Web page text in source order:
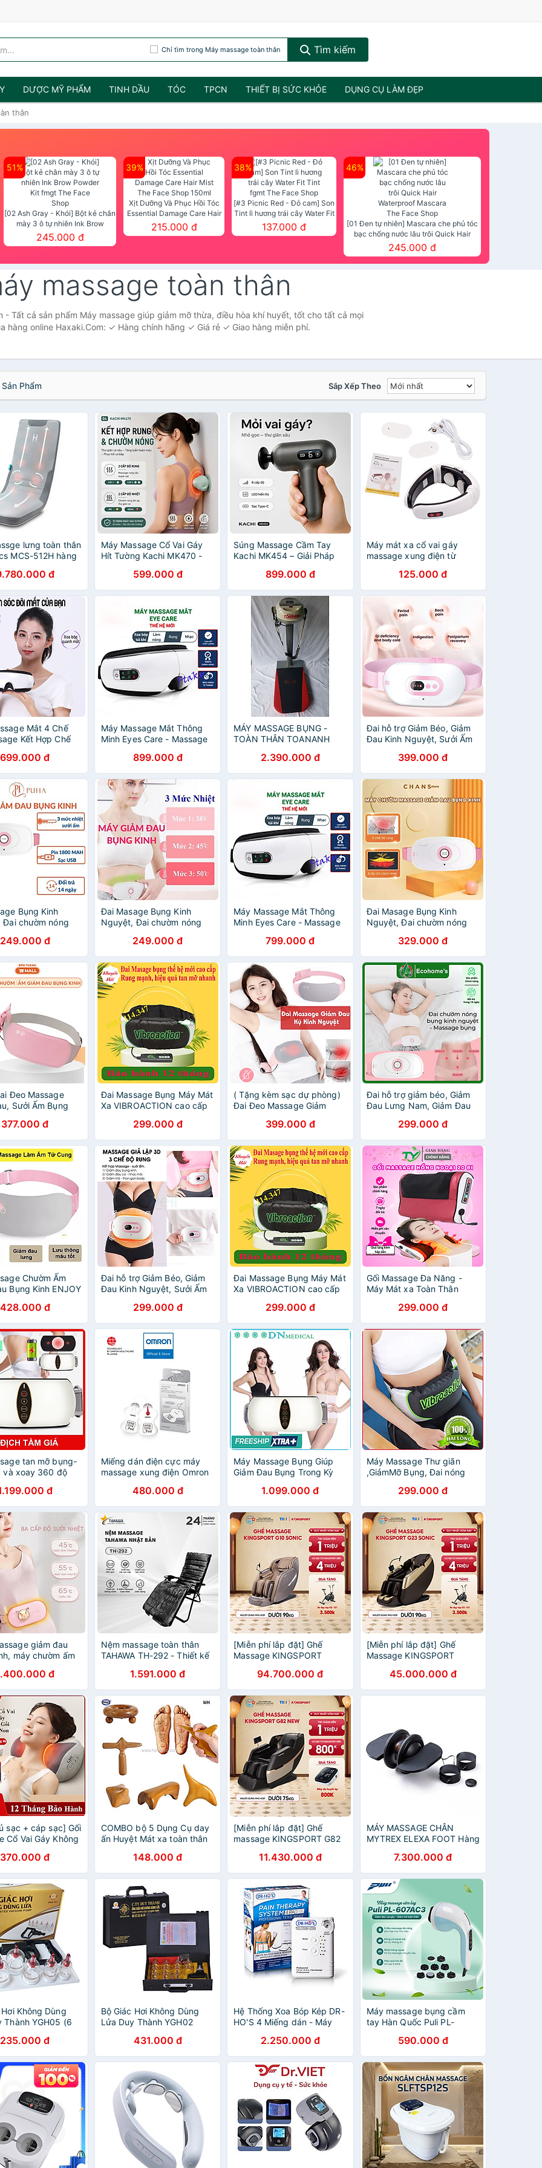
Chỉ tìm trong Máy massage toàn thân Tìm kiếm
DƯỢC MỸ PHẨM TINH DẦU TÓC TPCN THIẾT BỊ SỨC KHỎE DỤNG CỤ LÀM ĐẸP
thân
51%
[02 Ash Gray - Khói] Bột kẻ chân
mày 3 ô tự nhiên Ink Brow
Powder Kit fmgt The Face Shop
245.000 đ
39%
Xịt Dưỡng Và Phục Hồi Tóc
Essential Damage Care Hair
Mist The Face Shop 150ml
215.000 đ
38%
[#3 Picnic Red - Đỏ cam] Son
Tint lì hương trái cây Water Fit
Tint fgmt The Face Shop
137.000 đ
46%
[01 Đen tự nhiên] Mascara che phủ tóc
bạc chống nước lâu trôi Quick Hair
Waterproof Mascara The Face Shop
245.000 đ
massage toàn thân
- Tất cả sản phẩm Máy massage giúp giảm mỡ thừa, điều hòa khí huyết, tốt cho tất cả mọi
hàng online Haxaki.Com: ✓ Hàng chính hãng ✓ Giá rẻ ✓ Giao hàng miễn phí.
Sản Phẩm Sắp Xếp Theo
lưng toàn thân
MCS-512H hàng
đ
Máy Massage Cổ Vai Gáy
Hít Tường Kachi MK470 -
lưng vai - hàng chính hãng
599.000 đ
Súng Massage Cầm Tay
Kachi MK454 – Giải Pháp
Thông Minh - hàng chính
hãng
899.000 đ
Máy mát xa cổ vai gáy
massage xung điện từ
125.000 đ
Mắt 4 Chế
Kết Hợp Chế
Căng Thẳng Mệt
Thông Máu -
Lượng
699.000 đ
Máy Massage Mắt Thông
Minh Eyes Care - Massage
Túi Khí Đôi, Massage Rung
Tần Số - Máy Massage Mắt
Tích Hợp Bluetooth Nghe
Nhạc - Giảm Mỏi, Khô Mắt,
Quầng Thâm - Cải Thiện
Giấc Ngủ
899.000 đ
MÁY MASSAGE BỤNG -
TOÀN THÂN TOANANH
2.390.000 đ
Đai hỗ trợ Giảm Béo, Giảm
Đau Kinh Nguyệt, Sưởi Ấm
BELT Rung, Nóng Và Xung
Điện EMS, Công Nghệ Nhật
Bản
399.000 đ
Bụng Kinh
Đai chườm nóng
kinh kết hợp
bụng
249.000 đ
Đai Masage Bụng Kinh
Nguyệt, Đai chườm nóng
chườm bụng kinh kết hợp
massage bụng
249.000 đ
Máy Massage Mắt Thông
Minh Eyes Care - Massage
Túi Khí Đôi, Massage Rung
Tần Số - Máy Massage Mắt
Tích Hợp Bluetooth Nghe
Nhạc - Giảm Mỏi, Khô Mắt,
Quầng Thâm - Cải Thiện
Giấc Ngủ
799.000 đ
Đai Masage Bụng Kinh
Nguyệt, Đai chườm nóng
chườm bụng kinh kết hợp
massage bụng
329.000 đ
Đeo Massage
Sưởi Ấm Bụng
Hồng Ngoại Cao
Kèm Pin Dự
377.000 đ
Đai Massage Bụng Máy Mát
Xa VIBROACTION cao cấp
299.000 đ
( Tặng kèm sạc dự phòng)
Đai Đeo Massage Giảm
Kỳ Kinh Nguyệt Bằng Sóng
Hồng Ngoại Cao Cấp
399.000 đ
Đai hỗ trợ giảm béo, Giảm
Đau Lưng Nam, Giảm Đau
Bụng, Massage, SUPER
BELT 3D[30 NGÀY 1 ĐỔI 1]
Công Nghệ Rung, Nóng Và
Xung Điện EMS
299.000 đ
Chườm Ấm
Bụng Kinh ENJOY
nguyệt
428.000 đ
Đai hỗ trợ Giảm Béo, Giảm
Đau Kinh Nguyệt, Sưởi Ấm
BELT Rung, Nóng Và Xung
Điện EMS, Công Nghệ Nhật
Bản
299.000 đ
Đai Massage Bụng Máy Mát
Xa VIBROACTION cao cấp
299.000 đ
Gối Massage Đa Năng -
Máy Mát xa Toàn Thân
Sâu Cho Cổ, Vai Gáy, Lưng
Dưới, Đùi, Chân - Sử Dụng
Tại Nhà, Văn Phòng, Trên Ô
Tô - Quà Tặng Cho Bạn Bè,
Người Thân
299.000 đ
tan mỡ bụng-
và xoay 360 độ
béo- hồng ngoại
nhức- làm thon
đ
Miếng dán điện cực máy
massage xung điện Omron
480.000 đ
Máy Massage Bụng Giúp
Giảm Đau Bụng Trong Kỳ
, Hỗ Trợ Massage Hồng
Ngoại Giữ Gìn Vóc Dáng
Bằng Phương Pháp Nhiệt,
Sử Dụng Siêu Vật Liệu
1.099.000 đ
Máy Massage Thư giãn
,GiảmMỡ Bụng, Đai nóng
299.000 đ
giảm đau
máy chườm ấm
đau lưng làm tử
đến kì
đ
Nệm massage toàn thân
TAHAWA TH-292 - Thiết kế
chuyển, 6 điểm massage
toàn thân - Bảo hành chính
hãng 12 tháng, 1 đổi 1 trong
7 ngày
1.591.000 đ
[Miễn phí lắp đặt] Ghế
Massage KINGSPORT
nghệ sóng âm KingSonic
với 38 bài massage cao
cấp
94.700.000 đ
[Miễn phí lắp đặt] Ghế
Massage KINGSPORT
Nghệ Massage KingSonic
với 12 Bài Massage Chuyên
Nghiệp
45.000.000 đ
sạc + cáp sạc] Gối
Cổ Vai Gáy Không
Loại 20 Bi
Sạc - Màu Ngẫu
Chính Hãng
370.000 đ
COMBO bộ 5 Dụng Cụ day
ấn Huyệt Mát xa toàn thân
Xanh (MH850) Có mùi thơm
nhẹ Chăm sóc sức khỏe
148.000 đ
[Miễn phí lắp đặt] Ghế
massage KINGSPORT G82
Warmtech, Công Nghệ
Massage Chân Legtech 2-
in-1
11.430.000 đ
MÁY MASSAGE CHÂN
MYTREX ELEXA FOOT Hàng
7.300.000 đ
Hơi Không Dùng
Thành YGH05 (6
235.000 đ
Bộ Giác Hơi Không Dùng
Lửa Duy Thành YGH02
431.000 đ
Hệ Thống Xoa Bóp Kép DR-
HO'S 4 Miếng dán - Máy
HO'S Chính Hãng
2.250.000 đ
Máy massage bụng cầm
tay Hàn Quốc Puli PL-
590.000 đ